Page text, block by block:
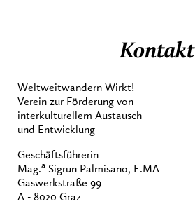
Kontakt
Weltweitwandern Wirkt!
Verein zur Förderung von
interkulturellem Austausch
und Entwicklung
Geschäftsführerin
Mag.a Sigrun Palmisano, E.MA
Gaswerkstraße 99
A - 8020 Graz